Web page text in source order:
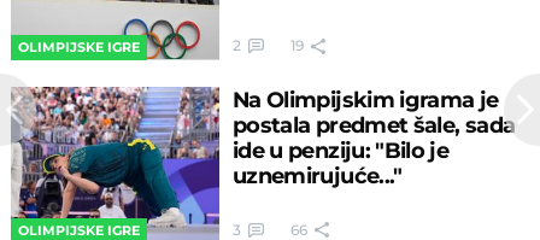
OLIMPIJSKE IGRE 2 19
OLIMPIJSKE IGRE
Na Olimpijskim igrama je
postala predmet šale, sada
ide u penziju: "Bilo je
uznemirujuće..."
3 66